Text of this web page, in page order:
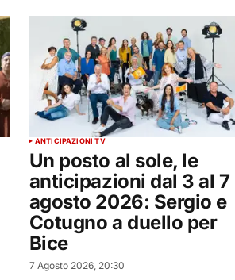
ANTICIPAZIONI TV
Un posto al sole, le
anticipazioni dal 3 al 7
agosto 2026: Sergio e
Cotugno a duello per
Bice
7 Agosto 2026, 20:30